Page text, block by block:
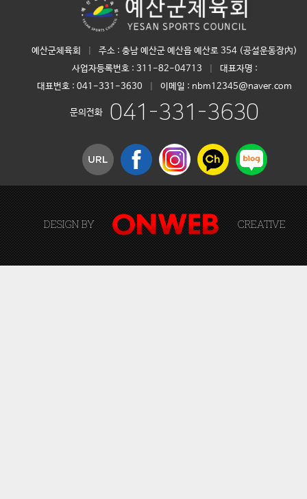
예산군체육회
주소 : 충남 예산군 예산읍 예산로 354 (공설운동장內)
사업자등록번호 : 311-82-04713
대표자명 :
대표번호 : 041-331-3630 이메일 : nbm12345@naver.com
문의전화 041-331-3630
DESIGN BY CREATIVE